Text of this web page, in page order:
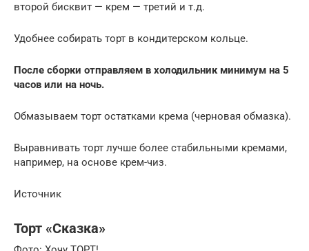
второй бисквит — крем — третий и т.д.
Удобнее собирать торт в кондитерском кольце.
После сборки отправляем в холодильник минимум на 5
часов или на ночь.
Обмазываем торт остатками крема (черновая обмазка).
Выравнивать торт лучше более стабильными кремами,
например, на основе крем-чиз.
Источник
Торт «Сказка»